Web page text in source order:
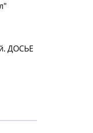
ДОСЬЕ